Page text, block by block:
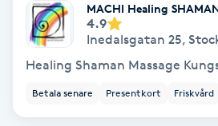
Paraffinbehandling
Pedikyr
MACHI Healing
4.9
Inedalsgatan 25,
Healing Shaman Massage
Betala senare Presentkort Friskvård